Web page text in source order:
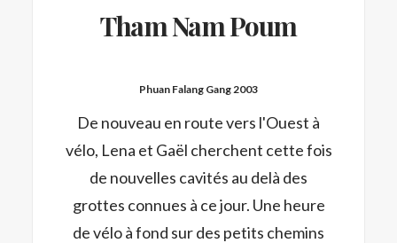
Tham Nam Poum
Phuan Falang Gang 2003
De nouveau en route vers l'Ouest à
vélo, Lena et Gaël cherchent cette fois
de nouvelles cavités au delà des
grottes connues à ce jour. Une heure
de vélo à fond sur des petits chemins